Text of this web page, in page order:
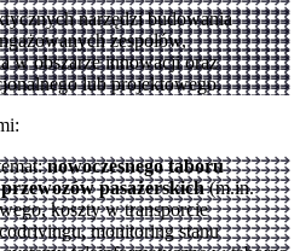
narzędzi budowania
zespołów,
w obszarze innowacji oraz
lub projektowego.
nowoczesnego taboru
pasażerskich(m.in.
koszty w transporcie
monitoring stanu